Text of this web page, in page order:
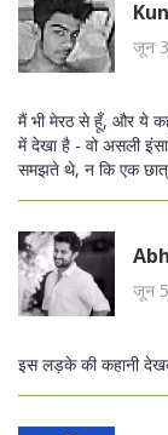
जून
मैं भी मेरठ से हूँ, और ये
में देखा है - वो असली
समझते थे, न कि एक
जून
इस लड़के की कहानी